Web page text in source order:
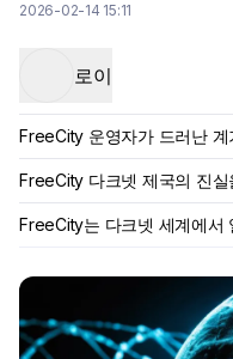
2026-02-14 15:11
로이
FreeCity 운영자가 드러난
FreeCity 다크넷 제국의 진
FreeCity는 다크넷 세계에서